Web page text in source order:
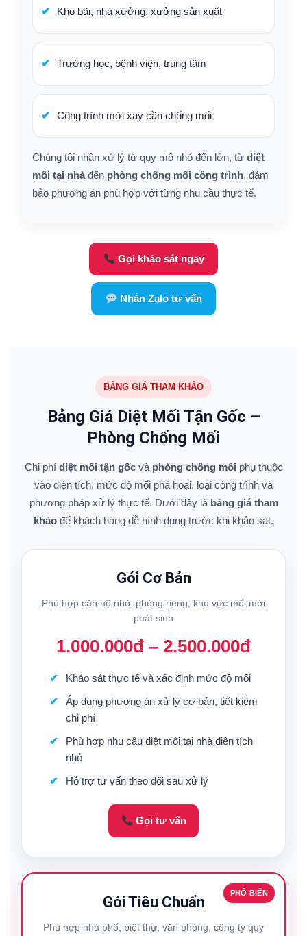
Kho bãi, nhà xưởng, xưởng sản xuất
Trường học, bệnh viện, trung tâm
Công trình mới xây cần chống mối
Chúng tôi nhận xử lý từ quy mô nhỏ đến lớn, từ diệt
mối tại nhà đến phòng chống mối công trình, đảm
bảo phương án phù hợp với từng nhu cầu thực tế.
Gọi khảo sát ngay
Nhắn Zalo tư vấn
BẢNG GIÁ THAM KHẢO
Bảng Giá Diệt Mối Tận Gốc –
Phòng Chống Mối
Chi phí diệt mối tận gốcvà phòng chống mối phụ thuộc
vào diện tích, mức độ mối phá hoại, loại công trình và
phương pháp xử lý thực tế. Dưới đây là bảng giá tham
khảo để khách hàng dễ hình dung trước khi khảo sát.
Gói Cơ Bản
Phù hợp căn hộ nhỏ, phòng riêng, khu vực mối mới
phát sinh
1.000.000đ – 2.500.000đ
Khảo sát thực tế và xác định mức độ mối
Áp dụng phương án xử lý cơ bản, tiết kiệm
chi phí
Phù hợp nhu cầu diệt mối tại nhà diện tích
nhỏ
Hỗ trợ tư vấn theo dõi sau xử lý
Gọi tư vấn
PHỔ BIẾN
Gói Tiêu Chuẩn
Phù hợp nhà phố, biệt thự, văn phòng, công ty quy